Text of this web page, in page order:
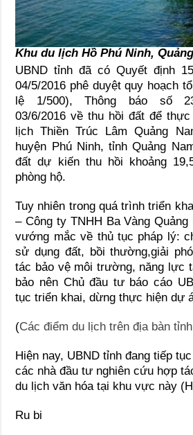
Khu du lịch Hồ Phú Ninh,
UBND tỉnh đã có Quyết định
04/5/2016 phê duyệt quy hoạch
lệ 1/500), Thông báo số
03/6/2016 về thu hồi đất để
lịch Thiền Trúc Lâm Quảng
huyện Phú Ninh, tỉnh Quảng
đất dự kiến thu hồi khoảng
phòng hộ.
Tuy nhiên trong quá trình triển
– Công ty TNHH Ba Vàng
vướng mắc về thủ tục pháp lý:
sử dụng đất, bồi thường,giải
tác bảo vệ môi trường, năng lực
bảo nên Chủ đầu tư báo cáo
tục triển khai, dừng thực hiện dự
(Các điểm du lịch trên địa bàn
Hiện nay, UBND tỉnh đang tiếp
các nhà đầu tư nghiên cứu hợp
du lịch văn hóa tại khu vực này
Ru bi